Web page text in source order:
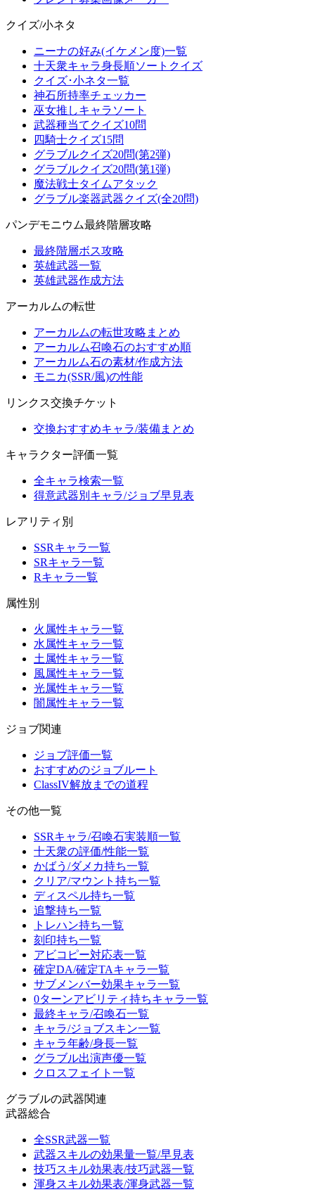
クイズ/小ネタ
ニーナの好み(イケメン度)一覧
十天衆キャラ身長順ソートクイズ
クイズ･小ネタ一覧
神石所持率チェッカー
巫女推しキャラソート
武器種当てクイズ10問
四騎士クイズ15問
グラブルクイズ20問(第2弾)
グラブルクイズ20問(第1弾)
魔法戦士タイムアタック
グラブル楽器武器クイズ(全20問)
パンデモニウム最終階層攻略
最終階層ボス攻略
英雄武器一覧
英雄武器作成方法
アーカルムの転世
アーカルムの転世攻略まとめ
アーカルム召喚石のおすすめ順
アーカルム石の素材/作成方法
モニカ(SSR/風)の性能
リンクス交換チケット
交換おすすめキャラ/装備まとめ
キャラクター評価一覧
全キャラ検索一覧
得意武器別キャラ/ジョブ早見表
レアリティ別
SSRキャラ一覧
SRキャラ一覧
Rキャラ一覧
属性別
火属性キャラ一覧
水属性キャラ一覧
土属性キャラ一覧
風属性キャラ一覧
光属性キャラ一覧
闇属性キャラ一覧
ジョブ関連
ジョブ評価一覧
おすすめのジョブルート
ClassIV解放までの道程
その他一覧
SSRキャラ/召喚石実装順一覧
十天衆の評価/性能一覧
かばう/ダメカ持ち一覧
クリア/マウント持ち一覧
ディスペル持ち一覧
追撃持ち一覧
トレハン持ち一覧
刻印持ち一覧
アビコピー対応表一覧
確定DA/確定TAキャラ一覧
サブメンバー効果キャラ一覧
0ターンアビリティ持ちキャラ一覧
最終キャラ/召喚石一覧
キャラ/ジョブスキン一覧
キャラ年齢/身長一覧
グラブル出演声優一覧
クロスフェイト一覧
グラブルの武器関連
武器総合
全SSR武器一覧
武器スキルの効果量一覧/早見表
技巧スキル効果表/技巧武器一覧
渾身スキル効果表/渾身武器一覧